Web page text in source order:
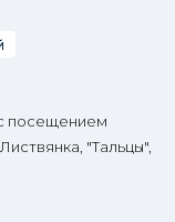
посещением
"Тальцы",